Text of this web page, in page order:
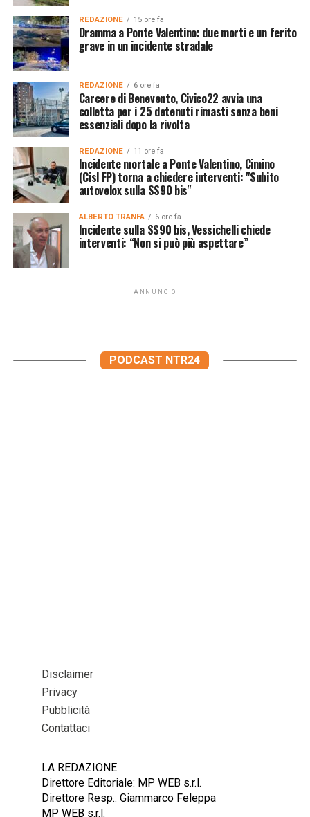
REDAZIONE 15 ore fa
Dramma a Ponte Valentino: due morti e un ferito
grave in un incidente stradale
REDAZIONE 6 ore fa
Carcere di Benevento, Civico22 avvia una
colletta per i 25 detenuti rimasti senza beni
essenziali dopo la rivolta
REDAZIONE 11 ore fa
Incidente mortale a Ponte Valentino, Cimino
(Cisl FP) torna a chiedere interventi: "Subito
autovelox sulla SS90 bis"
ALBERTO TRANFA 6 ore fa
Incidente sulla SS90 bis, Vessichelli chiede
interventi: “Non si può più aspettare”
ANNUNCIO
PODCAST NTR24
Disclaimer
Privacy
Pubblicità
Contattaci
LA REDAZIONE
Direttore Editoriale: MP WEB s.r.l.
Direttore Resp.: Giammarco Feleppa
MP WEB s.r.l.